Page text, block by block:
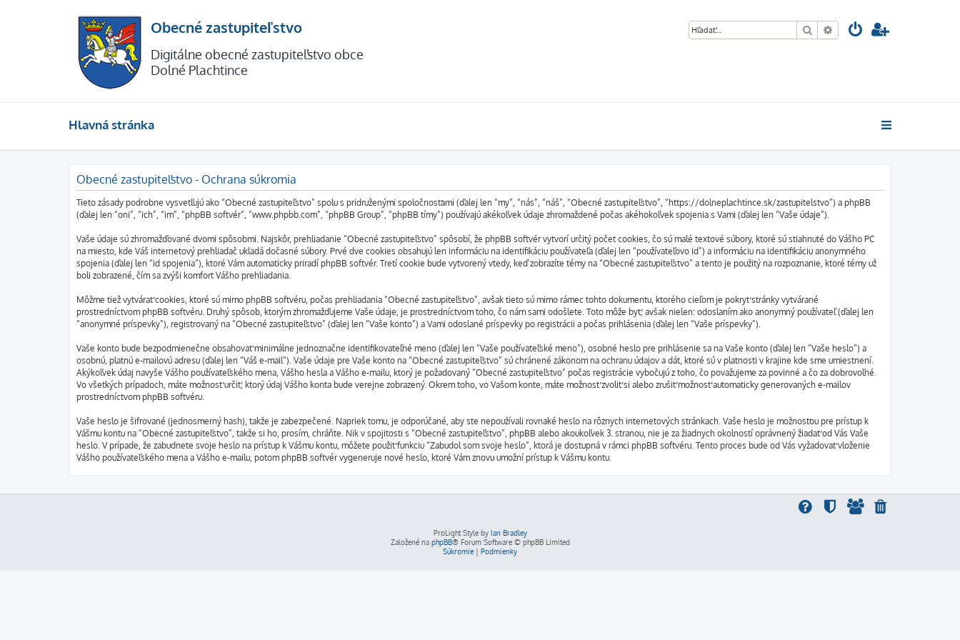
Obecné zastupiteľstvo
Digitálne obecné zastupiteľstvo obce
Dolné Plachtince
Hľadať Rozšírené vyhľadávanie
Hlavná stránka
Obecné zastupiteľstvo - Ochrana súkromia
Tieto zásady podrobne vysvetľujú ako “Obecné zastupiteľstvo” spolu s pridruženými spoločnosťami (ďalej len “my”, “nás”, “náš”, “Obecné zastupiteľstvo”, “https://dolneplachtince.sk/zastupitelstvo”) a phpBB
(ďalej len “oni”, “ich”, “im”, “phpBB softvér”, “www.phpbb.com”, “phpBB Group”, “phpBB tímy”) používajú akékoľvek údaje zhromaždené počas akéhokoľvek spojenia s Vami (ďalej len “Vaše údaje”).
Vaše údaje sú zhromažďované dvomi spôsobmi. Najskôr, prehliadanie “Obecné zastupiteľstvo” spôsobí, že phpBB softvér vytvorí určitý počet cookies, čo sú malé textové súbory, ktoré sú stiahnuté do Vášho PC
na miesto, kde Váš internetový prehliadač ukladá dočasné súbory. Prvé dve cookies obsahujú len informáciu na identifikáciu používateľa (ďalej len “používateľovo id”) a informáciu na identifikáciu anonymného
spojenia (ďalej len “id spojenia”), ktoré Vám automaticky priradí phpBB softvér. Tretí cookie bude vytvorený vtedy, keď zobrazíte témy na “Obecné zastupiteľstvo” a tento je použitý na rozpoznanie, ktoré témy už
boli zobrazené, čím sa zvýši komfort Vášho prehliadania.
Môžme tiež vytvárať cookies, ktoré sú mimo phpBB softvéru, počas prehliadania “Obecné zastupiteľstvo”, avšak tieto sú mimo rámec tohto dokumentu, ktorého cieľom je pokryť stránky vytvárané
prostredníctvom phpBB softvéru. Druhý spôsob, ktorým zhromažďujeme Vaše údaje, je prostredníctvom toho, čo nám sami odošlete. Toto môže byť, avšak nielen: odoslaním ako anonymný používateľ (ďalej len
“anonymné príspevky”), registrovaný na “Obecné zastupiteľstvo” (ďalej len “Vaše konto”) a Vami odoslané príspevky po registrácii a počas prihlásenia (ďalej len “Vaše príspevky”).
Vaše konto bude bezpodmienečne obsahovať minimálne jednoznačne identifikovateľné meno (ďalej len “Vaše používateľské meno”), osobné heslo pre prihlásenie sa na Vaše konto (ďalej len “Vaše heslo”) a
osobnú, platnú e-mailovú adresu (ďalej len “Váš e-mail”). Vaše údaje pre Vaše konto na “Obecné zastupiteľstvo” sú chránené zákonom na ochranu údajov a dát, ktoré sú v platnosti v krajine kde sme umiestnení.
Akýkoľvek údaj navyše Vášho používateľského mena, Vášho hesla a Vášho e-mailu, ktorý je požadovaný “Obecné zastupiteľstvo” počas registrácie vybočujú z toho, čo považujeme za povinné a čo za dobrovoľné.
Vo všetkých prípadoch, máte možnosť určiť, ktorý údaj Vášho konta bude verejne zobrazený. Okrem toho, vo Vašom konte, máte možnosť zvoliť si alebo zrušiť možnosť automaticky generovaných e-mailov
prostredníctvom phpBB softvéru.
Vaše heslo je šifrované (jednosmerný hash), takže je zabezpečené. Napriek tomu, je odporúčané, aby ste nepoužívali rovnaké heslo na rôznych internetových stránkach. Vaše heslo je možnosťou pre prístup k
Vášmu kontu na “Obecné zastupiteľstvo”, takže si ho, prosím, chráňte. Nik v spojitosti s “Obecné zastupiteľstvo”, phpBB alebo akoukoľvek 3. stranou, nie je za žiadnych okolností oprávnený žiadať od Vás Vaše
heslo. V prípade, že zabudnete svoje heslo na prístup k Vášmu kontu, môžete použiť funkciu “Zabudol som svoje heslo”, ktorá je dostupná v rámci phpBB softvéru. Tento proces bude od Vás vyžadovať vloženie
Vášho používateľského mena a Vášho e-mailu, potom phpBB softvér vygeneruje nové heslo, ktoré Vám znovu umožní prístup k Vášmu kontu.
ProLight Style by Ian Bradley
Založené na phpBB® Forum Software © phpBB Limited
Súkromie | Podmienky